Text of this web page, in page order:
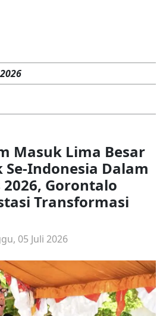
Masuk Lima Besar
Se-Indonesia Dalam
Gorontalo
Transformasi
05 Juli 2026